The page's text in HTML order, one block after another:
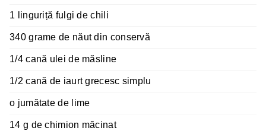
1 linguriță fulgi de chili
340 grame de năut din conservă
1/4 cană ulei de măsline
1/2 cană de iaurt grecesc simplu
o jumătate de lime
14 g de chimion măcinat